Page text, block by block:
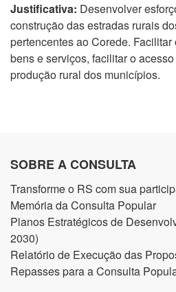
Justificativa: Desenvolver
construção das estradas rurais
pertencentes ao Corede.
bens e serviços, facilitar o
produção rural dos municípios.
SOBRE A CONSULTA
Transforme o RS com sua
Memória da Consulta Popular
Planos Estratégicos de
2030)
Relatório de Execução das
Repasses para a Consulta